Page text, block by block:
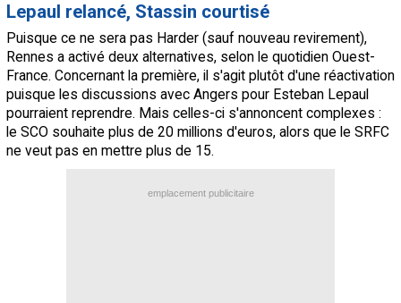
Lepaul relancé, Stassin courtisé
Puisque ce ne sera pas Harder (sauf nouveau revirement),
Rennes a activé deux alternatives, selon le quotidien Ouest-
France. Concernant la première, il s'agit plutôt d'une réactivation
puisque les discussions avec Angers pour Esteban Lepaul
pourraient reprendre. Mais celles-ci s'annoncent complexes :
le SCO souhaite plus de 20 millions d'euros, alors que le SRFC
ne veut pas en mettre plus de 15.
emplacement publicitaire